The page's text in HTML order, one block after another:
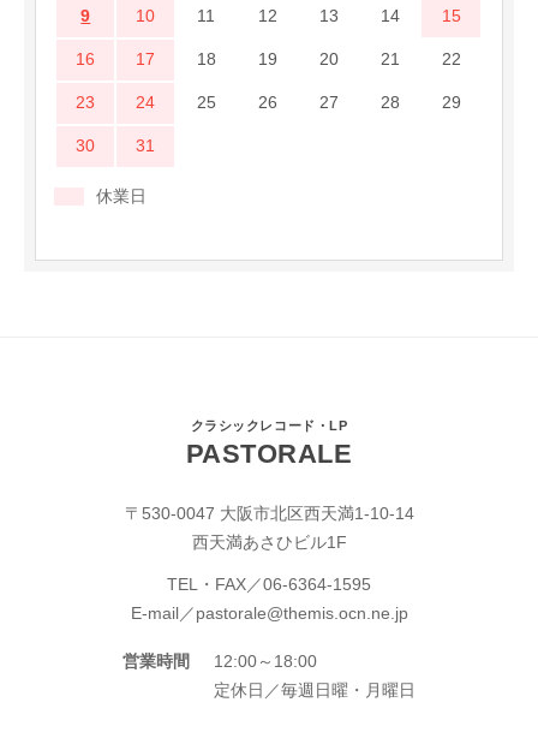
9 10 11 12 13 14 15
16 17 18 19 20 21 22
23 24 25 26 27 28 29
30 31
休業日
クラシックレコード・LP
PASTORALE
〒530-0047 大阪市北区西天満1-10-14
西天満あさひビル1F
TEL・FAX／06-6364-1595
E-mail／ pastorale@themis.ocn.ne.jp
営業時間
12:00～18:00
定休日／毎週日曜・月曜日